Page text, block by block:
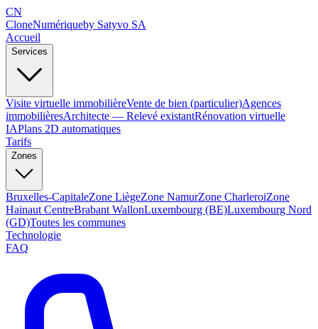
CN
CloneNumériqueby Satyvo SA
Accueil
Services
Visite virtuelle immobilièreVente de bien (particulier)Agences
immobilièresArchitecte — Relevé existantRénovation virtuelle
IAPlans 2D automatiques
Tarifs
Zones
Bruxelles-CapitaleZone LiègeZone NamurZone CharleroiZone
Hainaut CentreBrabant WallonLuxembourg (BE)Luxembourg Nord
(GD)Toutes les communes
Technologie
FAQ